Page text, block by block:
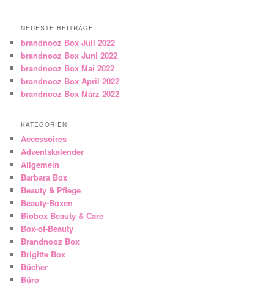
NEUESTE BEITRÄGE
brandnooz Box Juli 2022
brandnooz Box Juni 2022
brandnooz Box Mai 2022
brandnooz Box April 2022
brandnooz Box März 2022
KATEGORIEN
Accessoires
Adventskalender
Allgemein
Barbara Box
Beauty & Pflege
Beauty-Boxen
Biobox Beauty & Care
Box-of-Beauty
Brandnooz Box
Brigitte Box
Bücher
Büro